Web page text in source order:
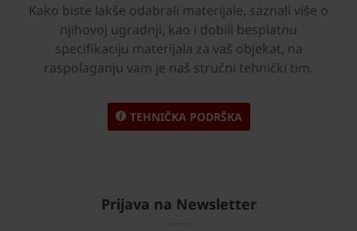
Kako biste lakše odabrali materijale, saznali više o
njihovoj ugradnji, kao i dobili besplatnu
specifikaciju materijala za vaš objekat, na
raspolaganju vam je naš stručni tehnički tim.
TEHNIČKA PODRŠKA
Prijava na Newsletter